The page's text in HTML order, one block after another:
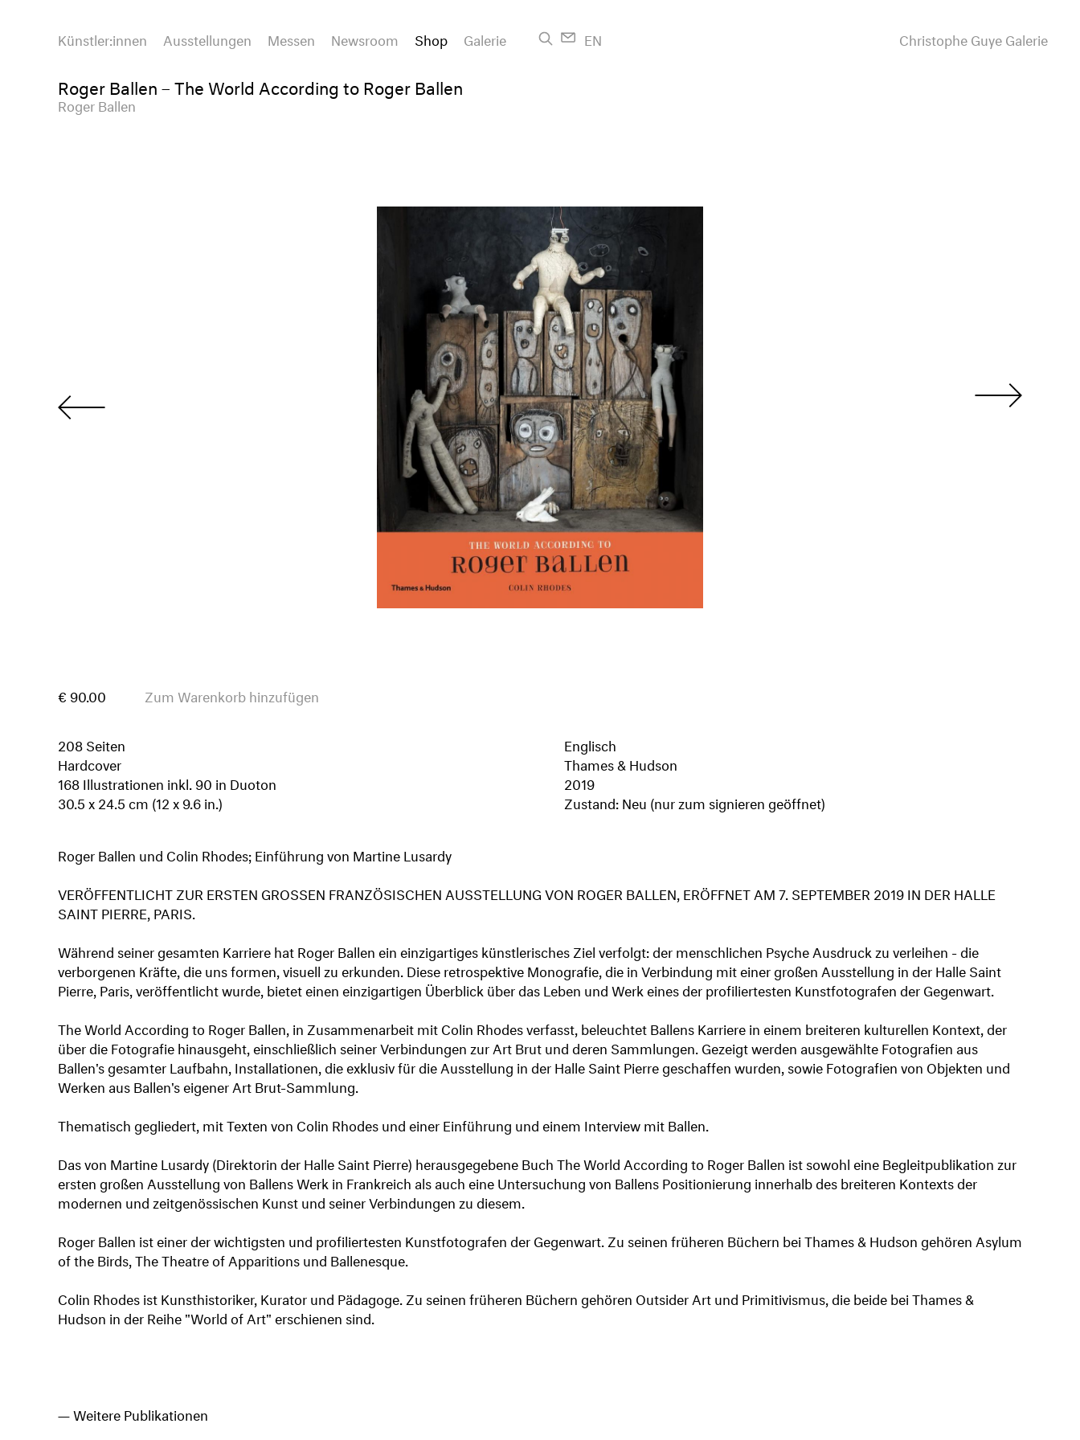
Christophe Guye Galerie
Künstler:innen Ausstellungen Messen Newsroom Shop Galerie EN
Roger Ballen – The World According to Roger Ballen
Roger Ballen
€ 90.00 Zum Warenkorb hinzufügen
208 Seiten
Hardcover
168 Illustrationen inkl. 90 in Duoton
30.5 x 24.5 cm (12 x 9.6 in.)
Englisch
Thames & Hudson
2019
Zustand: Neu (nur zum signieren geöffnet)
Roger Ballen und Colin Rhodes; Einführung von Martine Lusardy
VERÖFFENTLICHT ZUR ERSTEN GROSSEN FRANZÖSISCHEN AUSSTELLUNG VON ROGER BALLEN, ERÖFFNET AM 7. SEPTEMBER 2019 IN DER HALLE
SAINT PIERRE, PARIS.
Während seiner gesamten Karriere hat Roger Ballen ein einzigartiges künstlerisches Ziel verfolgt: der menschlichen Psyche Ausdruck zu verleihen - die
verborgenen Kräfte, die uns formen, visuell zu erkunden. Diese retrospektive Monografie, die in Verbindung mit einer großen Ausstellung in der Halle Saint
Pierre, Paris, veröffentlicht wurde, bietet einen einzigartigen Überblick über das Leben und Werk eines der profiliertesten Kunstfotografen der Gegenwart.
The World According to Roger Ballen, in Zusammenarbeit mit Colin Rhodes verfasst, beleuchtet Ballens Karriere in einem breiteren kulturellen Kontext, der
über die Fotografie hinausgeht, einschließlich seiner Verbindungen zur Art Brut und deren Sammlungen. Gezeigt werden ausgewählte Fotografien aus
Ballen's gesamter Laufbahn, Installationen, die exklusiv für die Ausstellung in der Halle Saint Pierre geschaffen wurden, sowie Fotografien von Objekten und
Werken aus Ballen's eigener Art Brut-Sammlung.
Thematisch gegliedert, mit Texten von Colin Rhodes und einer Einführung und einem Interview mit Ballen.
Das von Martine Lusardy (Direktorin der Halle Saint Pierre) herausgegebene Buch The World According to Roger Ballen ist sowohl eine Begleitpublikation zur
ersten großen Ausstellung von Ballens Werk in Frankreich als auch eine Untersuchung von Ballens Positionierung innerhalb des breiteren Kontexts der
modernen und zeitgenössischen Kunst und seiner Verbindungen zu diesem.
Roger Ballen ist einer der wichtigsten und profiliertesten Kunstfotografen der Gegenwart. Zu seinen früheren Büchern bei Thames & Hudson gehören Asylum
of the Birds, The Theatre of Apparitions und Ballenesque.
Colin Rhodes ist Kunsthistoriker, Kurator und Pädagoge. Zu seinen früheren Büchern gehören Outsider Art und Primitivismus, die beide bei Thames &
Hudson in der Reihe "World of Art" erschienen sind.
Weitere Publikationen